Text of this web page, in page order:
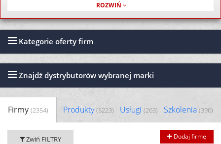
Firmy (2354) Produkty(5223) Usługi (263) Szkolenia (396)
Dodaj firmę
Zwiń FILTRY
Kategorie oferty firm
Znajdź dystrybutorów wybranej marki
Usługa jest bezpłatna